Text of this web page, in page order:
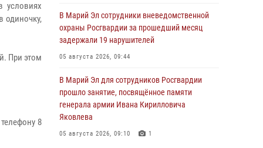
условиях
одиночку,
При этом
8
В Марий Эл сотрудники вневедомственной
охраны Росгвардии за прошедший месяц
задержали 19 нарушителей
05 августа 2026, 09:44
В Марий Эл для сотрудников Росгвардии
прошло занятие, посвящённое памяти
генерала армии Ивана Кирилловича
Яковлева
05 августа 2026, 09:10 1